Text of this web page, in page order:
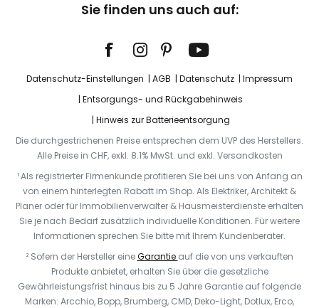
Sie finden uns auch auf:
Datenschutz-Einstellungen AGB Datenschutz
Impressum
Entsorgungs- und Rückgabehinweis
Hinweis zur Batterieentsorgung
Die durchgestrichenen Preise entsprechen dem UVP des Herstellers.
Alle Preise in CHF, exkl. 8.1% MwSt. und exkl. Versandkosten
¹ Als registrierter Firmenkunde profitieren Sie bei uns von Anfang an
von einem hinterlegten Rabatt im Shop. Als Elektriker, Architekt &
Planer oder für Immobilienverwalter & Hausmeisterdienste erhalten
Sie je nach Bedarf zusätzlich individuelle Konditionen. Für weitere
Informationen sprechen Sie bitte mit Ihrem Kundenberater.
² Sofern der Hersteller eineGarantie auf die von uns verkauften
Produkte anbietet, erhalten Sie über die gesetzliche
Gewährleistungsfrist hinaus bis zu 5 Jahre Garantie auf folgende
Marken: Arcchio, Bopp, Brumberg, CMD, Deko-Light, Dotlux, Erco,